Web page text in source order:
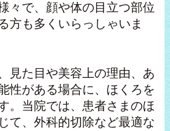
々で、顔や体の目立つ部位
方も多くいらっしゃいま
見た目や美容上の理由、あ
性がある場合に、ほくろを
。当院では、患者さまのほ
て、外科的切除など最適な